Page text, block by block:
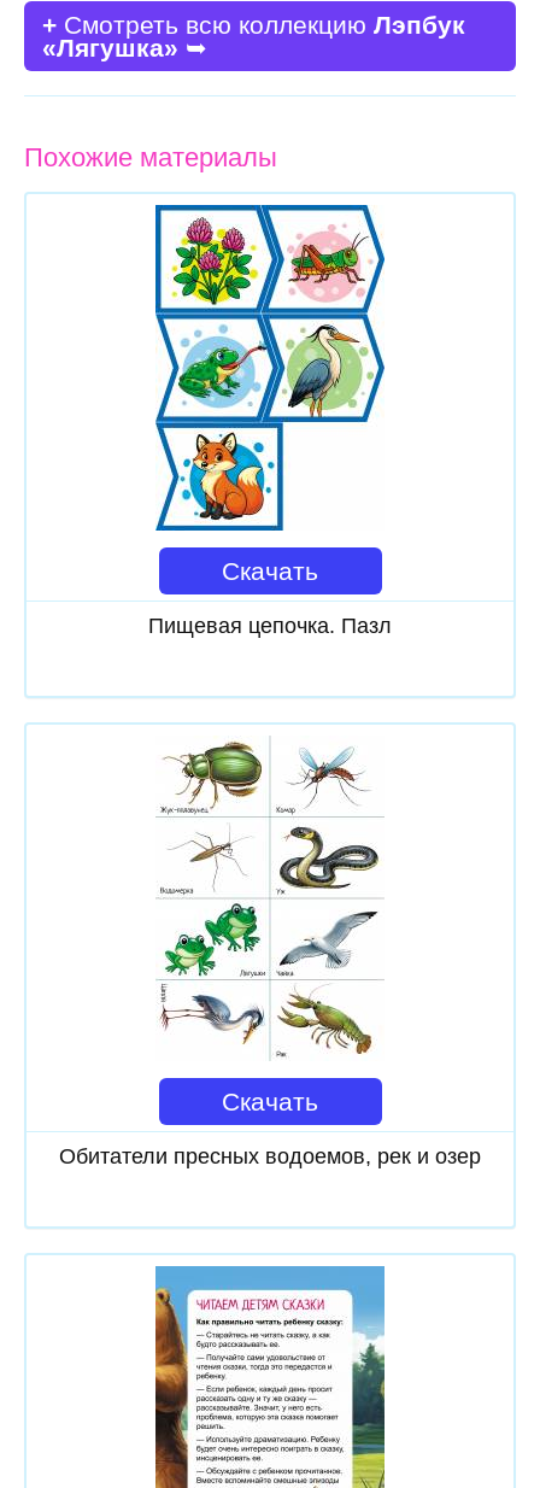
+ Смотреть всю коллекцию Лэпбук
«Лягушка» ➥
Похожие материалы
Скачать
Пищевая цепочка. Пазл
Скачать
Обитатели пресных водоемов, рек и озер